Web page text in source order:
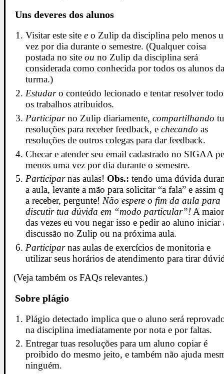
Uns deveres dos alunos
Visitar este sitee o Zulip da disciplina pelo menos
vez por dia durante o semestre. (Qualquer coisa
postada no siteou no Zulip da disciplina será
considerada como conhecida por todos os alunos
turma.)
Estudaro conteúdo lecionado e tentar resolver
os trabalhos atribuidos.
Participarno Zulip diariamente,compartilhando
resoluções para receber feedback, echecando as
resoluções de outros colegas para dar feedback.
Checar e atender seu email cadastrado no SIGAA
menos uma vez por dia durante o semestre.
Participarnas aulas! Obs.: tendo uma dúvida
a aula, levante a mão para solicitar “a fala” e assim
a receber, pergunte!Não espere o fim da aula para
discutir tua dúvida em “modo particular”!A
das vezes eu vou negar isso e pedir ao aluno iniciar
discussão no Zulip ou na próxima aula.
Participarnas aulas de exercícios de monitoria e
utilizar seus horários de atendimento para tirar
(Veja também os FAQs relevantes.)
Sobre plágio
Plágio detectado implica que o aluno será
na disciplina imediatamente por nota e por faltas.
Entregar tuas resoluções para um aluno copiar é
proibido do mesmo jeito, e também não ajuda
ninguém.